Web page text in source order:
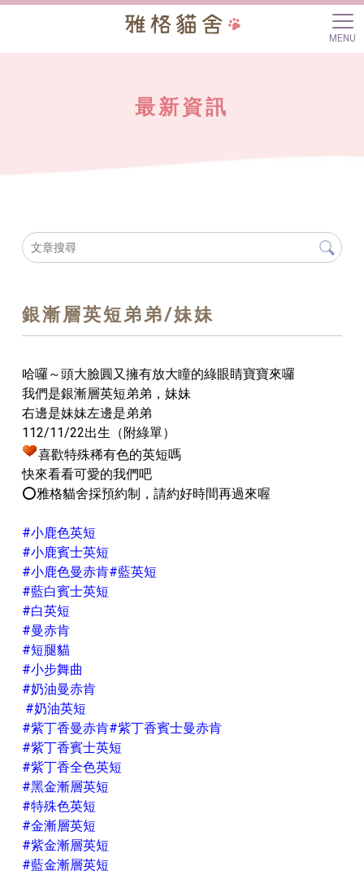
最新資訊
銀漸層英短弟弟/妹妹
哈囉～頭大臉圓又擁有放大瞳的綠眼睛寶寶來囉
我們是銀漸層英短弟弟，妹妹
右邊是妹妹左邊是弟弟
112/11/22出生（附綠單）
喜歡特殊稀有色的英短嗎
快來看看可愛的我們吧
⭕️雅格貓舍採預約制，請約好時間再過來喔
#小鹿色英短
#小鹿賓士英短
#小鹿色曼赤肯#藍英短
#藍白賓士英短
#白英短
#曼赤肯
#短腿貓
#小步舞曲
#奶油曼赤肯
#奶油英短
#紫丁香曼赤肯#紫丁香賓士曼赤肯
#紫丁香賓士英短
#紫丁香全色英短
#黑金漸層英短
#特殊色英短
#金漸層英短
#紫金漸層英短
#藍金漸層英短